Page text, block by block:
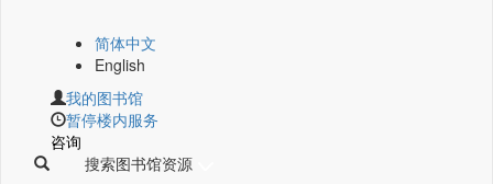
简体中文
English
我的图书馆
暂停楼内服务
咨询
搜索图书馆资源